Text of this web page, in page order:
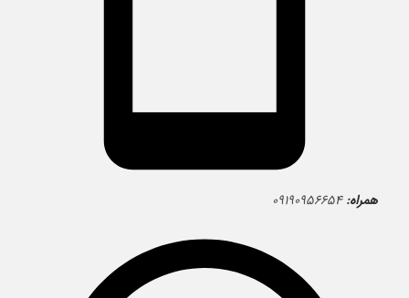
همراه: ۰۹۱۹۰۹۵۶۶۵۴